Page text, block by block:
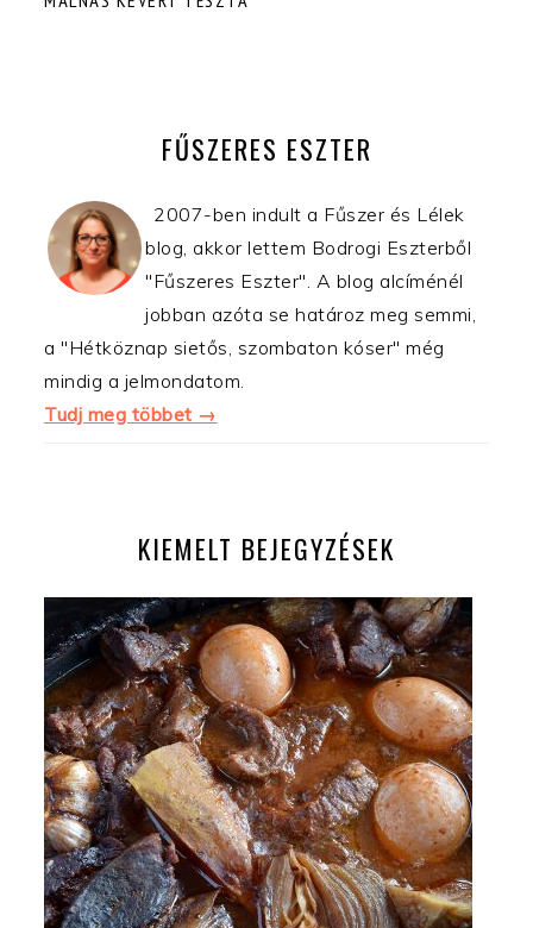
OLDALSÁVFŰSZERES ESZTER
2007-ben indult a Fűszer és Lélek
blog, akkor lettem Bodrogi Eszterből
"Fűszeres Eszter". A blog alcíménél
jobban azóta se határoz meg semmi,
a "Hétköznap sietős, szombaton kóser" még
mindig a jelmondatom.
Tudj meg többet →
KIEMELT BEJEGYZÉSEK